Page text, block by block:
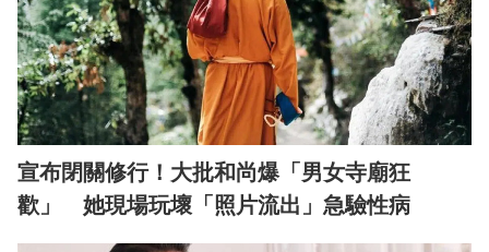
宣布閉關修行！大批和尚爆「男女寺廟狂
歡」 她現場玩壞「照片流出」急驗性病